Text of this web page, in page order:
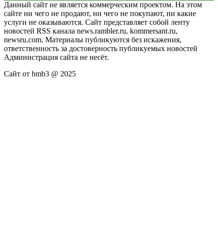
Данный сайт не является коммерческим проектом. На этом
сайте ни чего не продают, ни чего не покупают, ни какие
услуги не оказываются. Сайт представляет собой ленту
новостей RSS канала news.rambler.ru, kommersant.ru,
newsru.com. Материалы публикуются без искажения,
ответственность за достоверность публикуемых новостей
Администрация сайта не несёт.
Сайт от bmb3 @ 2025